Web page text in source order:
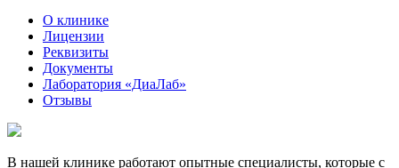
О клинике
Лицензии
Реквизиты
Документы
Лаборатория «ДиаЛаб»
Отзывы
В нашей клинике работают опытные специалисты, которые с